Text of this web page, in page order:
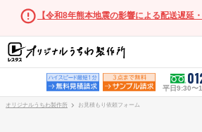
【令和8年熊本地震の影響による配送遅延
平日9:30〜
オリジナルうちわ製作所 お見積もり依頼フォーム